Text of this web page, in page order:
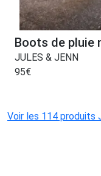
Boots de pluie
JULES & JENN
95€
Voir les 114 produits